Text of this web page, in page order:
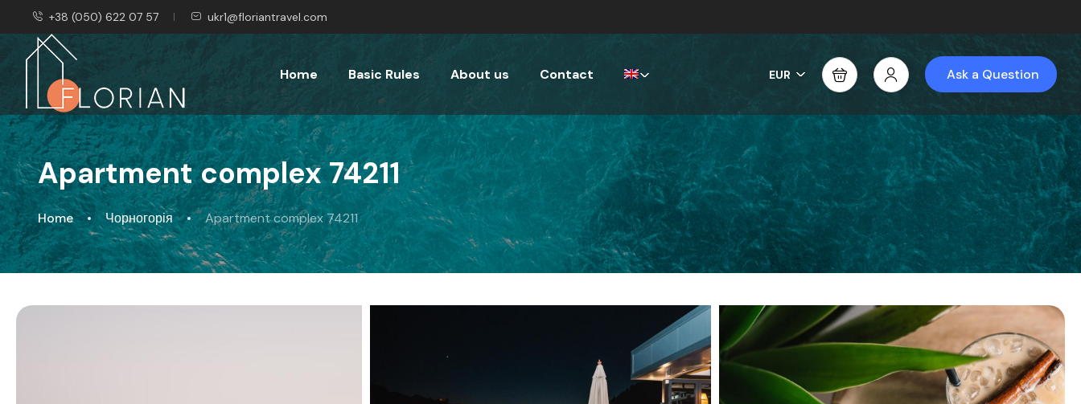
+38 (050) 622 07 57 ukr1@floriantravel.com
Home Basic Rules About us Contact EUR Ask a Question
Apartment complex 74211
Home Чорногорія Apartment complex 74211